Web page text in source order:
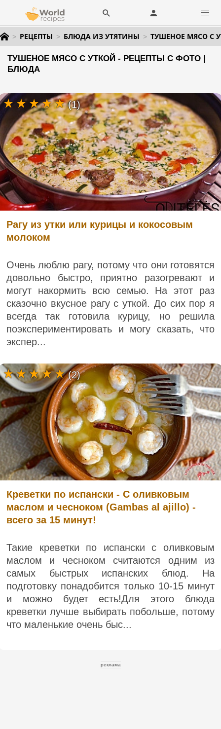
РЕЦЕПТЫ БЛЮДА ИЗ УТЯТИНЫ ТУШЕНОЕ МЯСО С
ТУШЕНОЕ МЯСО С УТКОЙ - РЕЦЕПТЫ С ФОТО |
БЛЮДА
Рагу из утки или курицы и кокосовым
молоком
Очень люблю рагу, потому что они готовятся
довольно быстро, приятно разогревают и
могут накормить всю семью. На этот раз
сказочно вкусное рагу с уткой. До сих пор я
всегда так готовила курицу, но решила
поэкспериментировать и могу сказать, что
экспер...
(1)
Креветки по испански - С оливковым
маслом и чесноком (Gambas al ajillo) -
всего за 15 минут!
Такие креветки по испански с оливковым
маслом и чесноком считаются одним из
самых быстрых испанских блюд. На
подготовку понадобится только 10-15 минут
и можно будет есть!Для этого блюда
креветки лучше выбирать побольше, потому
что маленькие очень быс...
(2)
реклама